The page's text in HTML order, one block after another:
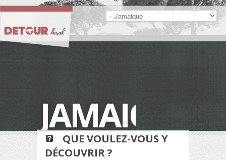
JAMAIQUE
QUE VOULEZ-VOUS Y
DÉCOUVRIR ?